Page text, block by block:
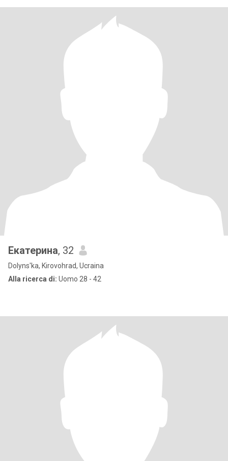
Екатерина, 32
Dolyns'ka, Kirovohrad, Ucraina
Alla ricerca di: Uomo 28 - 42